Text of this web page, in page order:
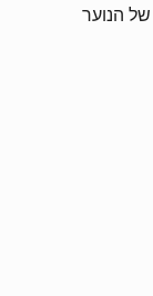
של הנוער